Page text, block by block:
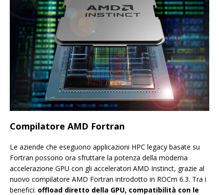
Compilatore AMD Fortran
Le aziende che eseguono applicazioni HPC legacy basate su
Fortran possono ora sfruttare la potenza della moderna
accelerazione GPU con gli acceleratori AMD Instinct, grazie al
nuovo compilatore AMD Fortran introdotto in ROCm 6.3. Tra i
benefici: offload diretto della GPU, compatibilità con le